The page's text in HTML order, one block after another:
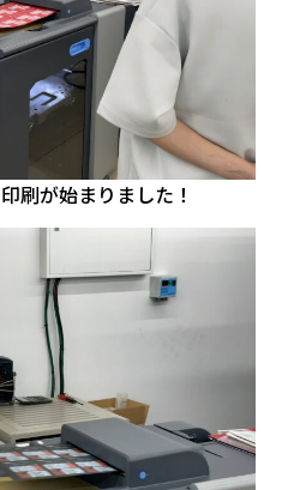
刷が始まりました！